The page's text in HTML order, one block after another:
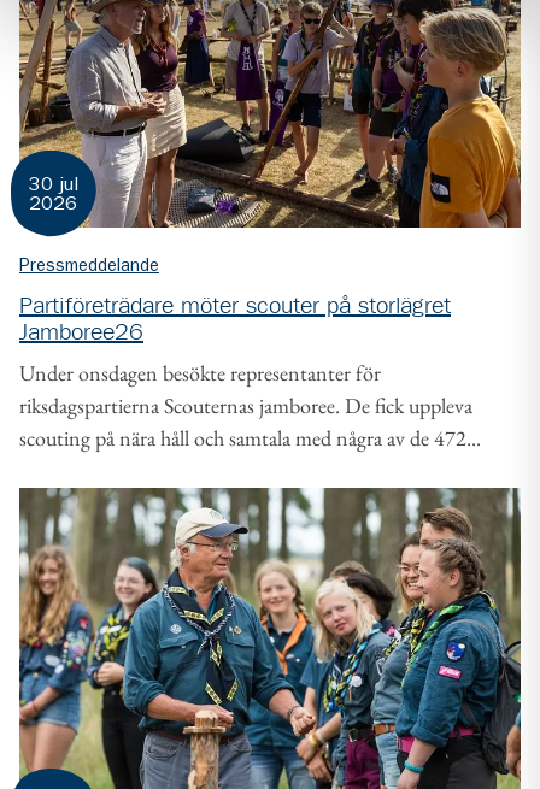
30 jul
2026
Pressmeddelande
Partiföreträdare möter scouter på storlägret
Jamboree26
Under onsdagen besökte representanter för
riksdagspartierna Scouternas jamboree. De fick uppleva
scouting på nära håll och samtala med några av de 472...